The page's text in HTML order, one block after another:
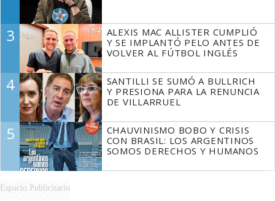
3
ALEXIS MAC ALLISTER CUMPLIÓ
Y SE IMPLANTÓ PELO ANTES DE
VOLVER AL FÚTBOL INGLÉS
4
SANTILLI SE SUMÓ A BULLRICH
Y PRESIONA PARA LA RENUNCIA
DE VILLARRUEL
5
CHAUVINISMO BOBO Y CRISIS
CON BRASIL: LOS ARGENTINOS
SOMOS DERECHOS Y HUMANOS
Espacio Publicitario